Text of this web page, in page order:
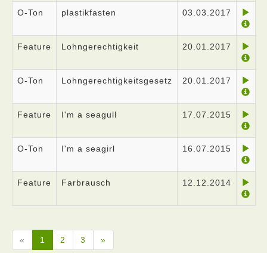
O-Ton plastikfasten 03.03.2017
Feature Lohngerechtigkeit 20.01.2017
O-Ton Lohngerechtigkeitsgesetz 20.01.2017
Feature I'm a seagull 17.07.2015
O-Ton I'm a seagirl 16.07.2015
Feature Farbrausch 12.12.2014
« 1 2 3 »